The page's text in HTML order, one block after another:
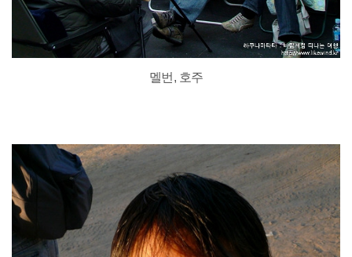
멜번, 호주